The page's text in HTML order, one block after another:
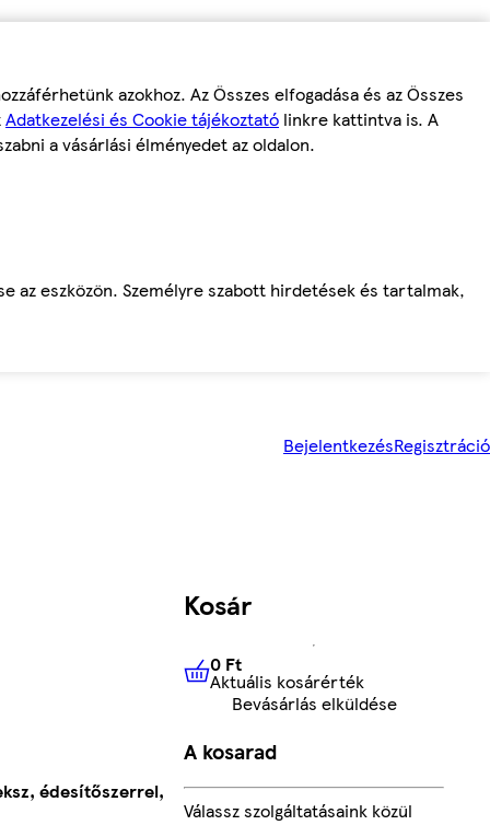
azokhoz. Az Összes elfogadása és az Összes
Adatkezelési és Cookie tájékoztató linkre kattintva is. A
a vásárlási élményedet az oldalon.
az eszközön. Személyre szabott hirdetések és tartalmak,
BejelentkezésRegisztráció
édesítőszerrel,
Kosár
0 FtAktuális kosárérték
0 Ft
Aktuális kosárérték
Bevásárlás elküldése
A kosarad
Válassz szolgáltatásaink közül